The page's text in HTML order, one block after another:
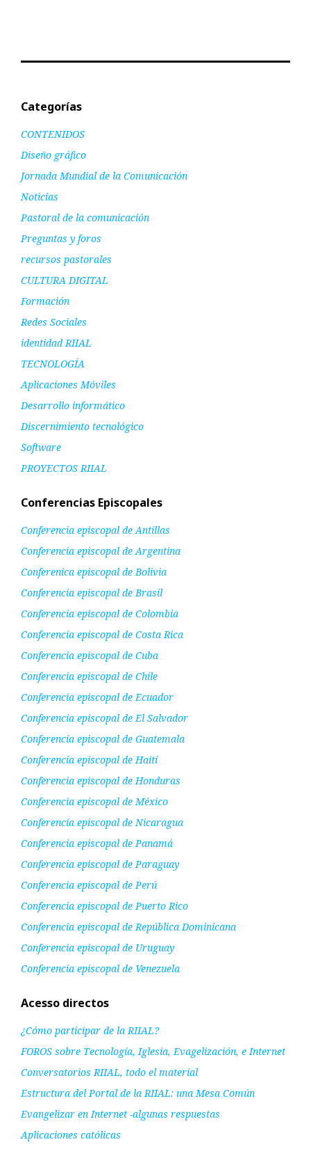
Categorías
CONTENIDOS
Diseño gráfico
Jornada Mundial de la Comunicación
Noticias
Pastoral de la comunicación
Preguntas y foros
recursos pastorales
CULTURA DIGITAL
Formación
Redes Sociales
identidad RIIAL
TECNOLOGÍA
Aplicaciones Móviles
Desarrollo informático
Discernimiento tecnológico
Software
PROYECTOS RIIAL
Conferencias Episcopales
Conferencia episcopal de Antillas
Conferencia episcopal de Argentina
Conferenica episcopal de Bolivia
Conferencia episcopal de Brasil
Conferencia episcopal de Colombia
Conferencia episcopal de Costa Rica
Conferencia episcopal de Cuba
Conferencia episcopal de Chile
Conferencia episcopal de Ecuador
Conferencia episcopal de El Salvador
Conferencia episcopal de Guatemala
Conferencia episcopal de Haití
Conferencia episcopal de Honduras
Conferencia episcopal de México
Conferencia episcopal de Nicaragua
Conferencia episcopal de Panamá
Conferencia episcopal de Paraguay
Conferencia episcopal de Perú
Conferencia episcopal de Puerto Rico
Conferencia episcopal de República Dominicana
Conferencia episcopal de Uruguay
Conferencia episcopal de Venezuela
Acesso directos
¿Cómo participar de la RIIAL?
FOROS sobre Tecnología, Iglesia, Evagelización, e Internet
Conversatorios RIIAL, todo el material
Estructura del Portal de la RIIAL: una Mesa Común
Evangelizar en Internet -algunas respuestas
Aplicaciones católicas